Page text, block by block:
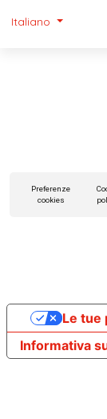
Italiano
Preferenze
cookies
Informativa
Le tue